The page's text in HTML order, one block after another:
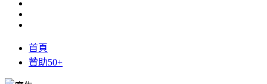
首頁
贊助50+